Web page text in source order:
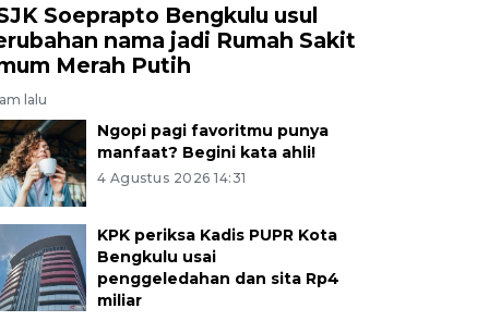
Soeprapto Bengkulu usul
nama jadi Rumah Sakit
Merah Putih
lalu
Ngopi pagi favoritmu punya
manfaat? Begini kata ahli!
4 Agustus 2026 14:31
KPK periksa Kadis PUPR Kota
Bengkulu usai
penggeledahan dan sita Rp4
miliar